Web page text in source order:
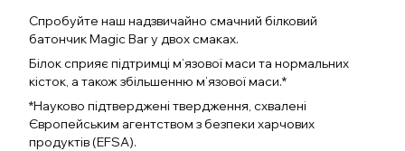
Спробуйте наш надзвичайно смачний білковий
батончик Magic Bar у двох смаках.
Білок сприяє підтримці м’язової маси та нормальних
кісток, а також збільшенню м’язової маси.*
*Науково підтверджені твердження, схвалені
Європейським агентством з безпеки харчових
продуктів (EFSA).